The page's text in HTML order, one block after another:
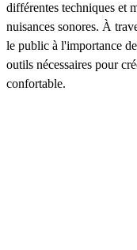
différentes techniques et
nuisances sonores. À
le public à l'importance
outils nécessaires pour
confortable.